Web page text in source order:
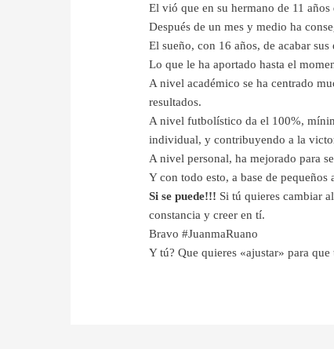
El vió que en su hermano de 11
Después de un mes y medio ha
El sueño, con 16 años, de acabar
Lo que le ha aportado hasta el
A nivel académico se ha centrado
resultados.
A nivel futbolístico da el 100%,
individual, y contribuyendo a la
A nivel personal, ha mejorado para
Y con todo esto, a base de
Si se puede!!! Si tú quieres cambiar
constancia y creer en tí.
Bravo #JuanmaRuano
Y tú? Que quieres «ajustar» para